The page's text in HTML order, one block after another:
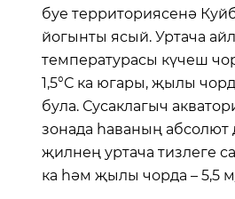
буе территориясенә
йогынты ясый. Уртача
температурасы күчеш
1,5°С ка югары, җылы
була. Сусаклагыч
зонада һаваның
җилнең уртача тизлеге
ка һәм җылы чорда – 5,5